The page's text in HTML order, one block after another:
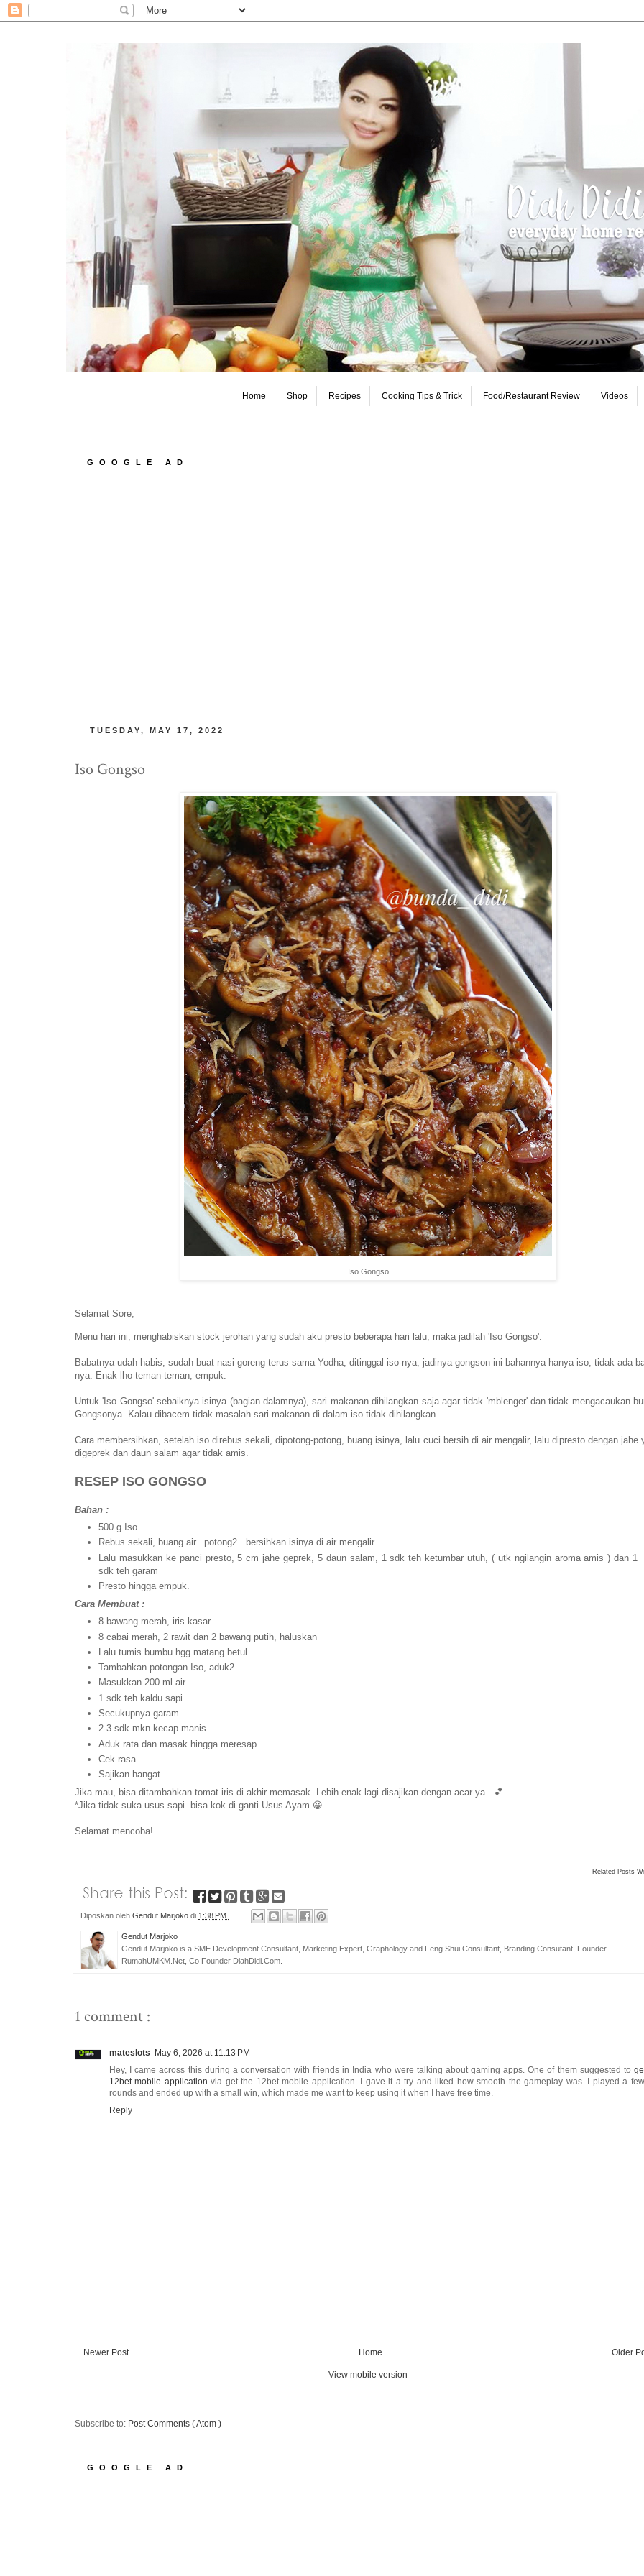
Home Shop Recipes Cooking Tips & Trick Food/Restaurant Review Videos
GOOGLE AD
TUESDAY, MAY 17, 2022
Iso Gongso
Iso Gongso
Selamat Sore,
Menu hari ini, menghabiskan stock jerohan yang sudah aku presto beberapa hari lalu, maka jadilah 'Iso Gongso'.
Babatnya udah habis, sudah buat nasi goreng terus sama Yodha, ditinggal iso-nya, jadinya gongson ini bahannya hanya iso, tidak ada
nya. Enak lho teman-teman, empuk.
Untuk 'Iso Gongso' sebaiknya isinya (bagian dalamnya), sari makanan dihilangkan saja agar tidak 'mblenger' dan tidak mengacaukan
Gongsonya. Kalau dibacem tidak masalah sari makanan di dalam iso tidak dihilangkan.
Cara membersihkan, setelah iso direbus sekali, dipotong-potong, buang isinya, lalu cuci bersih di air mengalir, lalu dipresto dengan jahe
digeprek dan daun salam agar tidak amis.
RESEP ISO GONGSO
Bahan :
500 g Iso
Rebus sekali, buang air.. potong2.. bersihkan isinya di air mengalir
Lalu masukkan ke panci presto, 5 cm jahe geprek, 5 daun salam, 1 sdk teh ketumbar utuh, ( utk ngilangin aroma amis ) dan 1
sdk teh garam
Presto hingga empuk.
Cara Membuat :
8 bawang merah, iris kasar
8 cabai merah, 2 rawit dan 2 bawang putih, haluskan
Lalu tumis bumbu hgg matang betul
Tambahkan potongan Iso, aduk2
Masukkan 200 ml air
1 sdk teh kaldu sapi
Secukupnya garam
2-3 sdk mkn kecap manis
Aduk rata dan masak hingga meresap.
Cek rasa
Sajikan hangat
Jika mau, bisa ditambahkan tomat iris di akhir memasak. Lebih enak lagi disajikan dengan acar ya...💕
*Jika tidak suka usus sapi..bisa kok di ganti Usus Ayam 😀
Selamat mencoba!
Related Posts
Diposkan oleh Gendut Marjoko di 1:38 PM
Gendut Marjoko
Gendut Marjoko is a SME Development Consultant, Marketing Expert, Graphology and Feng Shui Consultant, Branding Consutant, Founder
RumahUMKM.Net, Co Founder DiahDidi.Com.
1 comment :
mateslots
May 6, 2026 at 11:13 PM
Hey, I came across this during a conversation with friends in India who were talking about gaming apps. One of them suggested to
12bet mobile application via get the 12bet mobile application. I gave it a try and liked how smooth the gameplay was. I played a
rounds and ended up with a small win, which made me want to keep using it when I have free time.
Reply
Newer Post Older
Home
View mobile version
Subscribe to: Post Comments ( Atom )
GOOGLE AD